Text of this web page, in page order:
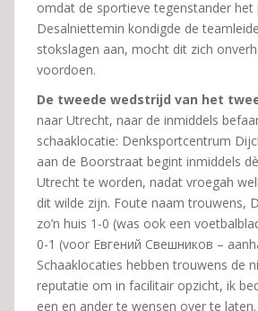
omdat de sportieve tegenstander het
Desalniettemin kondigde de
stokslagen aan, mocht dit zich
voordoen.
De tweede wedstrijd van het
naar Utrecht, naar de inmiddels
schaaklocatie: Denksportcentrum
aan de Boorstraat begint inmiddels
Utrecht te worden, nadat vroegah
dit wilde zijn. Foute naam trouwens,
zo’n huis 1-0 (was ook een
0-1 (voor Евгений Свешников –
Schaaklocaties hebben trouwens de
reputatie om in facilitair opzicht, ik
een en ander te wensen over te